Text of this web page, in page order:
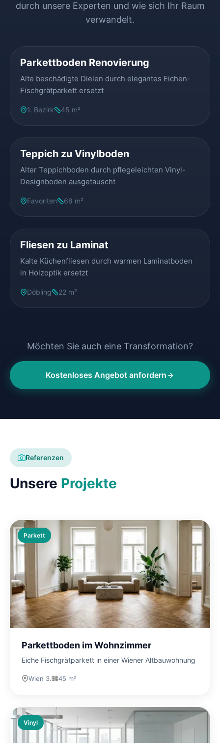
durch unsere Experten und wie sich Ihr Raum
verwandelt.
Parkettboden Renovierung
Alte beschädigte Dielen durch elegantes Eichen-
Fischgrätparkett ersetzt
1. Bezirk 45 m²
Teppich zu Vinylboden
Alter Teppichboden durch pflegeleichten Vinyl-
Designboden ausgetauscht
Favoriten 68 m²
Fliesen zu Laminat
Kalte Küchenfliesen durch warmen Laminatboden
in Holzoptik ersetzt
Döbling 22 m²
Möchten Sie auch eine Transformation?
Kostenloses Angebot anfordern
Referenzen
Unsere Projekte
Parkett
Parkettboden im Wohnzimmer
Eiche Fischgrätparkett in einer Wiener Altbauwohnung
Wien 3. 45 m²
Vinyl